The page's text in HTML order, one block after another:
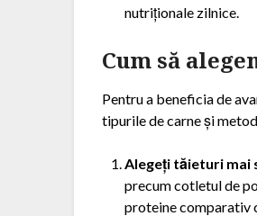
nutriționale zilnice.
Cum să
Pentru a beneficia de
tipurile de carne și
Alegeți tăieturi mai
precum cotletul de
proteine comparativ